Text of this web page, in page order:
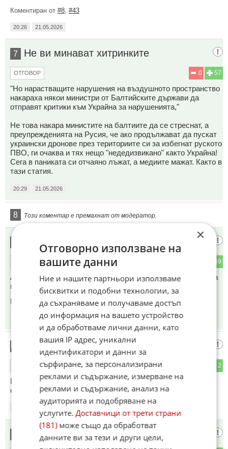
Коментиран от #8 #43
20:26 21.05.2026
7 Не ви минават хитринките
57
0
ОТГОВОР
"Но нарастващите нарушения на въздушното пространство
накараха някои министри от Балтийските държави да
отправят критики към Украйна за нарушенията,"
Не това накара министите на балтиите да се стреснат, а
преупрежденията на Русия, че ако продължават да пускат
украински дронове през териториите си за избегнат руското
ПВО, ги очаква и тях нещо "недедизвикано" както Украйна!
Сега в паниката си отчаяно лъжат, а медиите мажат. Както в
тази статия.
20:29 21.05.2026
8 Този коментар е премахнат от модератор.
59
ОТГОВОР
Абе кхакво става тхука бе !!! Украйна бомбардира НАТО, а
кретените им дават пари ?! Това като рекет ми прилича...
Коментиран от #12
21.05.2026
Смех с ватенки
2
ОТГОВОР
И в Москва отчитат повишен брой руски дронове на
столицата.🤣🤣
21.05.2026
ДрайвингПлежър
×
Отговорно използване на
вашите данни
Ние и нашите партньори използваме
бисквитки и подобни технологии, за
да съхраняваме и получаваме достъп
до информация на вашето устройство
и да обработваме лични данни, като
вашия IP адрес, уникални
идентификатори и данни за
сърфиране, за персонализирани
реклами и съдържание, измерване на
реклами и съдържание, анализ на
аудиторията и подобряване на
услугите.Доставчици от трети страни
(181)може също да обработват
данните ви за тези и други цели,